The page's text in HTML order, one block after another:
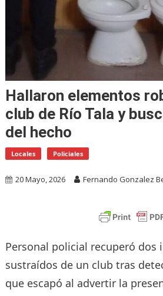
Hallaron elementos
club de Río Tala y
del hecho
Locales Policiales
20 Mayo, 2026 Fernando Gonzalez
Personal policial recuperó dos
sustraídos de un club tras
que escapó al advertir la